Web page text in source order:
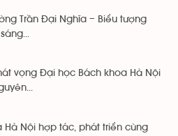
Trần Đại Nghĩa – Biểu tượng
vọng Đại học Bách khoa Hà Nội
Hà Nội hợp tác, phát triển cùng